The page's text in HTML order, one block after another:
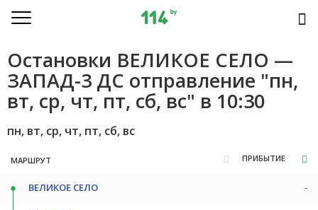
Остановки ВЕЛИКОЕ СЕЛО —
ЗАПАД-3 ДС отправление "пн,
вт, ср, чт, пт, сб, вс" в 10:30
пн, вт, ср, чт, пт, сб, вс
МАРШРУТ ПРИБЫТИЕ
ВЕЛИКОЕ СЕЛО -